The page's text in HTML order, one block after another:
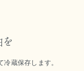
蔵保存します。